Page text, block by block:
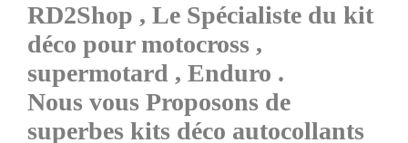
RD2Shop , Le Spécialiste du kit
déco pour motocross ,
supermotard , Enduro .
Nous vous Proposons de
superbes kits déco autocollants